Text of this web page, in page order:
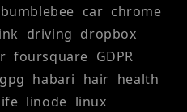
bumblebee car chrome
driving dropbox
foursquare GDPR
gpg habari hair health
linode linux